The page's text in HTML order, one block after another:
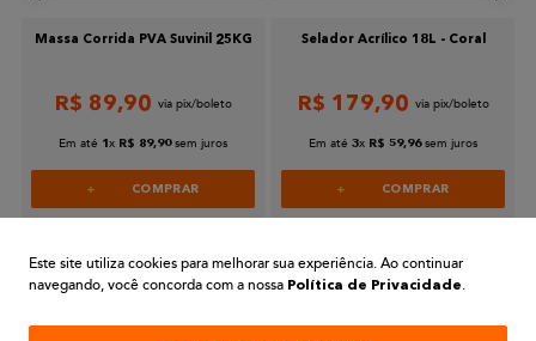
Enviar avaliação
Massa Corrida PVA Suvinil 25KG
R$ 89,90
Em até 1 x R$ 89,90 sem juros
COMPRAR
Selador Acrílico 18L - Coral
R$ 179,90
Em até 3x R$ 59,96 sem juros
COMPRAR
Este site utiliza cookies para melhorar sua experiência. Ao continuar
navegando, você concorda com a nossa Política de Privacidade.